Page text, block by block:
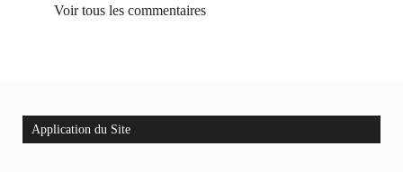
Voir tous les commentaires
Application du Site